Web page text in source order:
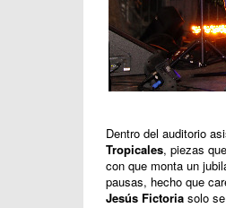
Dentro del auditorio
Tropicales, piezas
con que monta un
pausas, hecho que
Jesús Fictoriasolo se